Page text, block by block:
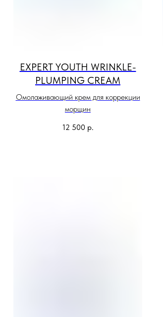
EXPERT YOUTH WRINKLE-
PLUMPING CREAM
Омолаживающий крем для коррекции
морщин
12 500 р.